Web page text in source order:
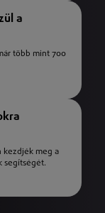
a
több mint 700
kezdjék meg a
segítségét.